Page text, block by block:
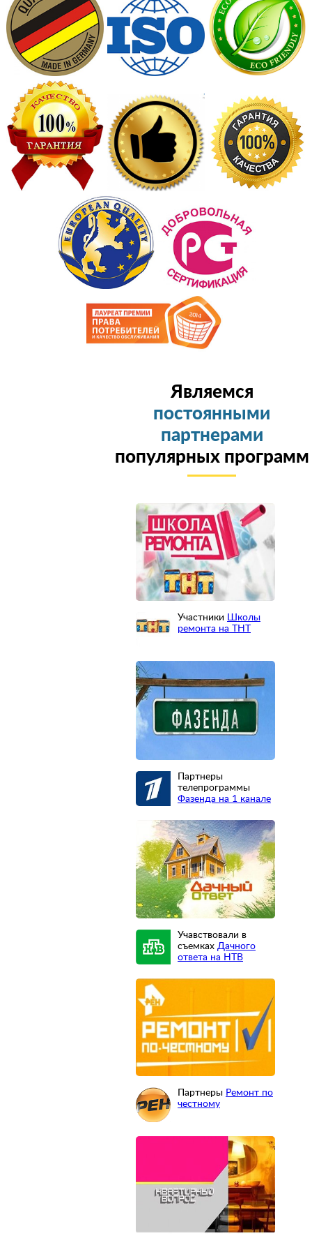
Являемся
постоянными
партнерами
популярных программ
Участники Школы
ремонта на ТНТ
Партнеры
телепрограммы
Фазенда на 1 канале
Учавствовали в
съемках Дачного
ответа на НТВ
Партнеры Ремонт по
честному